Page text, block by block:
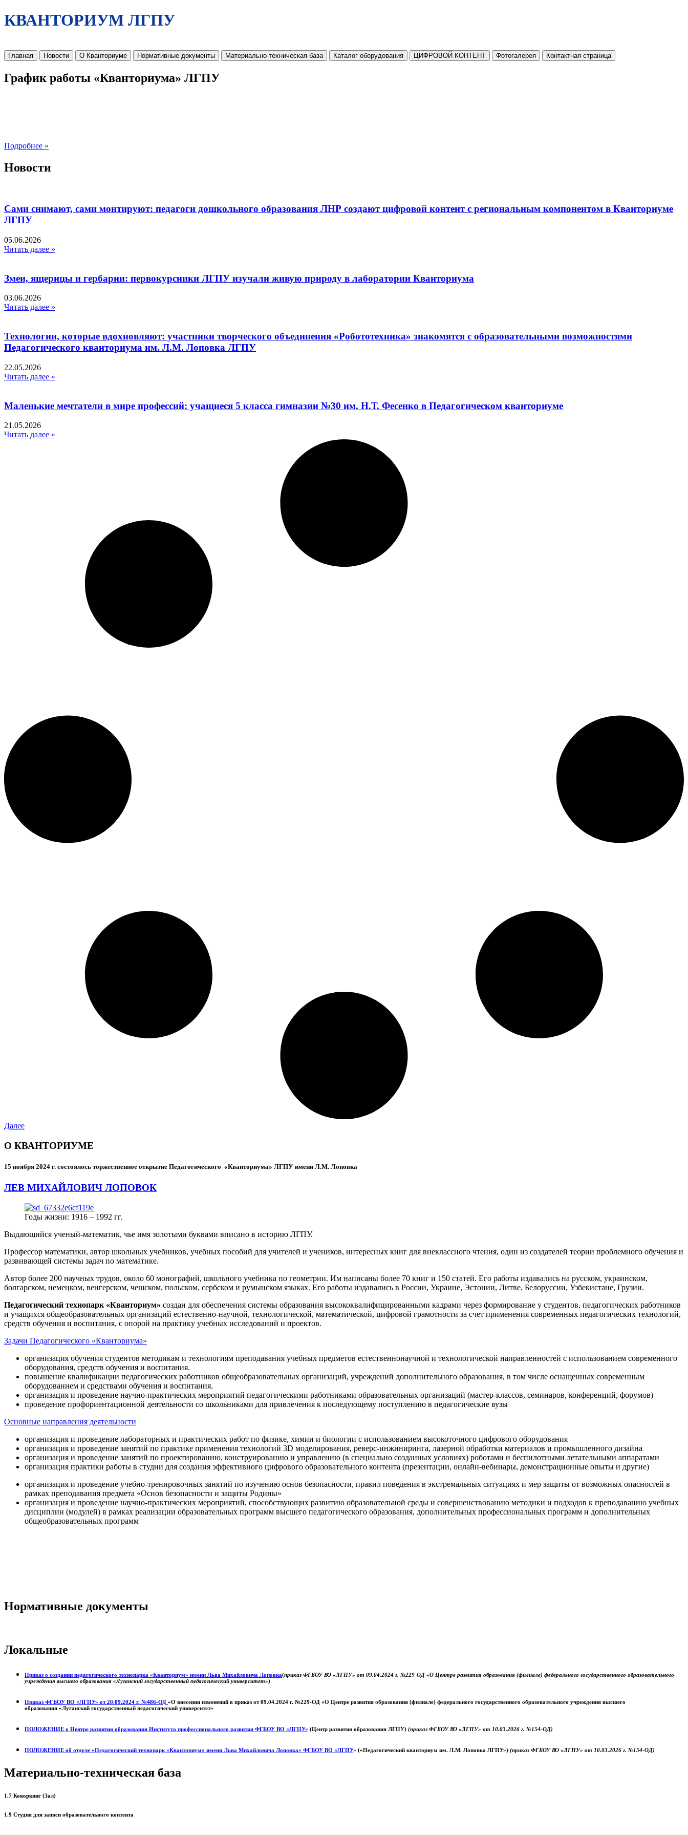
КВАНТОРИУМ ЛГПУ
Главная Новости О Кванториуме Нормативные документы Материально-техническая база Каталог оборудования ЦИФРОВОЙ КОНТЕНТ Фотогалерея Контактная страница
График работы «Кванториума» ЛГПУ
Подробнее »
Новости
Сами снимают, сами монтируют: педагоги дошкольного образования ЛНР создают цифровой контент с региональным компонентом в Кванториуме
ЛГПУ​
05.06.2026
Читать далее »
Змеи, ящерицы и гербарии: первокурсники ЛГПУ изучали живую природу в лаборатории Кванториума
03.06.2026
Читать далее »
Технологии, которые вдохновляют: участники творческого объединения «Робототехника» знакомятся с образовательными возможностями
Педагогического кванториума им. Л.М. Лоповка ЛГПУ
22.05.2026
Читать далее »
Маленькие мечтатели в мире профессий: учащиеся 5 класса гимназии №30 им. Н.Т. Фесенко в Педагогическом кванториуме
21.05.2026
Читать далее »
Далее
О КВАНТОРИУМЕ
15 ноября 2024 г. состоялось торжественное открытие Педагогического «Кванториума» ЛГПУ имени Л.М. Лоповка
ЛЕВ МИХАЙЛОВИЧ ЛОПОВОК
Годы жизни: 1916 – 1992 гг.
Выдающийся ученый-математик, чье имя золотыми буквами вписано в историю ЛГПУ.
Профессор математики, автор школьных учебников, учебных пособий для учителей и учеников, интересных книг для внеклассного чтения, один из создателей теории проблемного обучения и
развивающей системы задач по математике.
Автор более 200 научных трудов, около 60 монографий, школьного учебника по геометрии. Им написаны более 70 книг и 150 статей. Его работы издавались на русском, украинском,
болгарском, немецком, венгерском, чешском, польском, сербском и румынском языках. Его работы издавались в России, Украине, Эстонии, Литве, Белоруссии, Узбекистане, Грузии.
Педагогический технопарк «Кванториум» создан для обеспечения системы образования высококвалифицированными кадрами через формирование у студентов, педагогических работников
и учащихся общеобразовательных организаций естественно-научной, технологической, математической, цифровой грамотности за счет применения современных педагогических технологий,
средств обучения и воспитания, с опорой на практику учебных исследований и проектов.
Задачи Педагогического «Кванториума»
организация обучения студентов методикам и технологиям преподавания учебных предметов естественнонаучной и технологической направленностей с использованием современного
оборудования, средств обучения и воспитания.
повышение квалификации педагогических работников общеобразовательных организаций, учреждений дополнительного образования, в том числе оснащенных современным
оборудованием и средствами обучения и воспитания.
организация и проведение научно-практических мероприятий педагогическими работниками образовательных организаций (мастер-классов, семинаров, конференций, форумов)
проведение профориентационной деятельности со школьниками для привлечения к последующему поступлению в педагогические вузы
Основные направления деятельности
организация и проведение лабораторных и практических работ по физике, химии и биологии с использованием высокоточного цифрового оборудования
организация и проведение занятий по практике применения технологий 3D моделирования, реверс-инжиниринга, лазерной обработки материалов и промышленного дизайна
организация и проведение занятий по проектированию, конструированию и управлению (в специально созданных условиях) роботами и беспилотными летательными аппаратами
организация практики работы в студии для создания эффективного цифрового образовательного контента (презентации, онлайн-вебинары, демонстрационные опыты и другие)
организация и проведение учебно-тренировочных занятий по изучению основ безопасности, правил поведения в экстремальных ситуациях и мер защиты от возможных опасностей в
рамках преподавания предмета «Основ безопасности и защиты Родины»
организация и проведение научно-практических мероприятий, способствующих развитию образовательной среды и совершенствованию методики и подходов к преподаванию учебных
дисциплин (модулей) в рамках реализации образовательных программ высшего педагогического образования, дополнительных профессиональных программ и дополнительных
общеобразовательных программ
Нормативные документы
Локальные
Приказ о создании педагогического технопарка «Кванториум» имени Льва Михайловича Лоповка(приказ ФГБОУ ВО «ЛГПУ» от 09.04.2024 г. №229-ОД «О Центре развития образования (филиале) федерального государственного образовательного
учреждения высшего образования «Луганский государственный педагогический университет»)
Приказ ФГБОУ ВО «ЛГПУ» от 20.09.2024 г. №486-ОД «О внесении изменений в приказ от 09.04.2024 г. №229-ОД «О Центре развития образования (филиале) федерального государственного образовательного учреждения высшего
образования «Луганский государственный педагогический университет»
ПОЛОЖЕНИЕ о Центре развития образования Института профессионального развития ФГБОУ ВО «ЛГПУ» (Центр развития образования ЛГПУ) (приказ ФГБОУ ВО «ЛГПУ» от 10.03.2026 г. №154-ОД)
ПОЛОЖЕНИЕ об отделе «Педагогический технопарк «Кванториум» имени Льва Михайловича Лоповка» ФГБОУ ВО «ЛГПУ» («Педагогический кванториум им. Л.М. Лоповка ЛГПУ») (приказ ФГБОУ ВО «ЛГПУ» от 10.03.2026 г. №154-ОД)
Материально-техническая база
1.7 Коворкинг (Зал)
1.9 Студия для записи образовательного контента